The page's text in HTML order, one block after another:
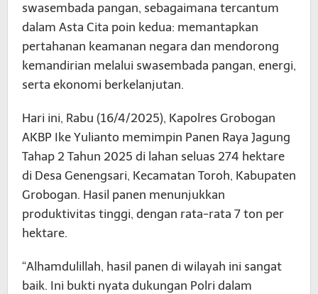
swasembada pangan, sebagaimana tercantum
dalam Asta Cita poin kedua: memantapkan
pertahanan keamanan negara dan mendorong
kemandirian melalui swasembada pangan, energi,
serta ekonomi berkelanjutan.
Hari ini, Rabu (16/4/2025), Kapolres Grobogan
AKBP Ike Yulianto memimpin Panen Raya Jagung
Tahap 2 Tahun 2025 di lahan seluas 274 hektare
di Desa Genengsari, Kecamatan Toroh, Kabupaten
Grobogan. Hasil panen menunjukkan
produktivitas tinggi, dengan rata-rata 7 ton per
hektare.
“Alhamdulillah, hasil panen di wilayah ini sangat
baik. Ini bukti nyata dukungan Polri dalam